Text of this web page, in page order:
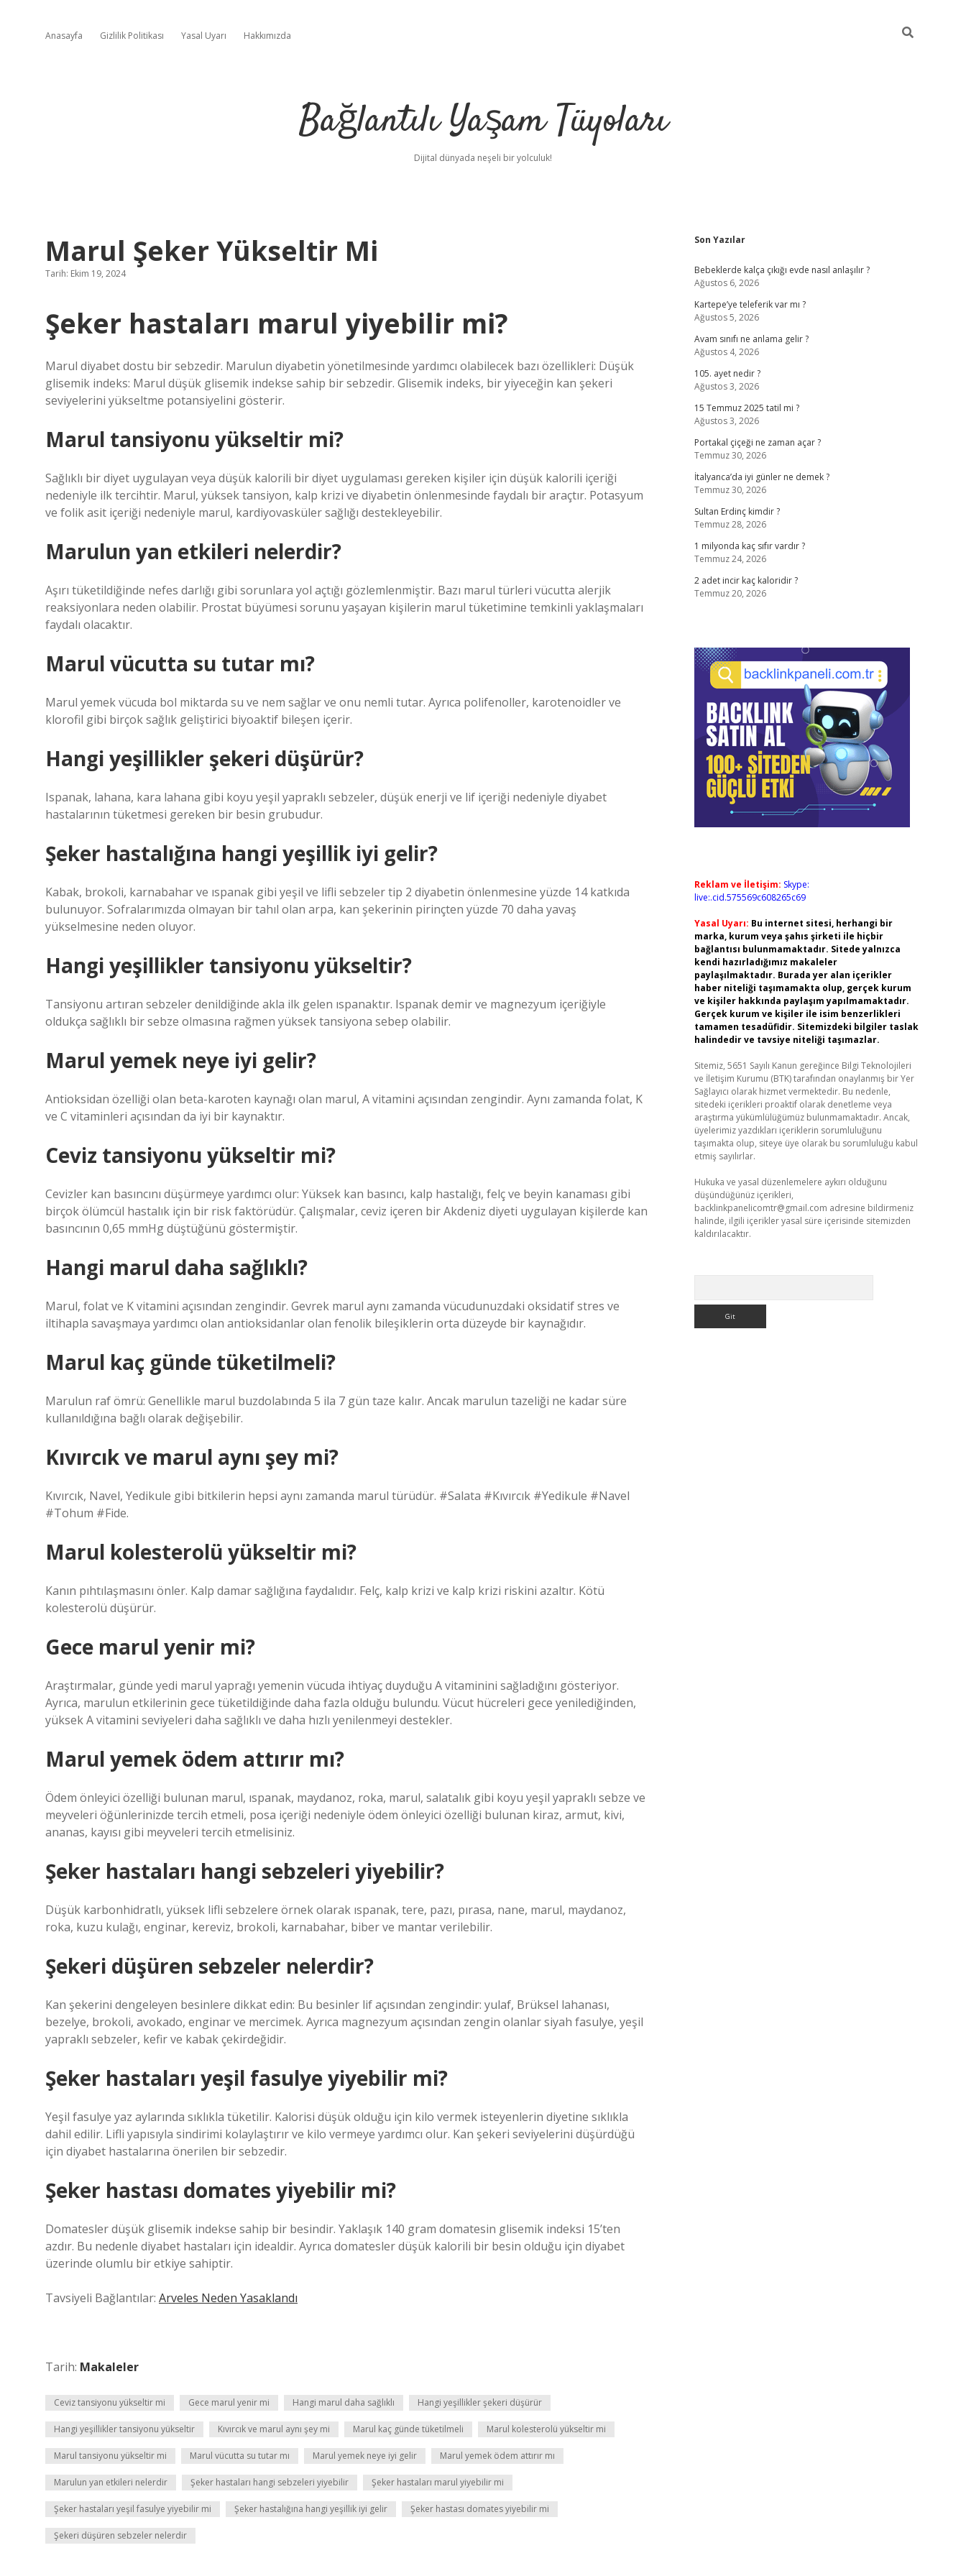
Anasayfa Gizlilik Politikası Yasal Uyarı Hakkımızda
Bağlantılı Yaşam Tüyoları
Dijital dünyada neşeli bir yolculuk!
Marul Şeker Yükseltir Mi
Tarih: Ekim 19, 2024
Şeker hastaları marul yiyebilir mi?
Marul diyabet dostu bir sebzedir. Marulun diyabetin yönetilmesinde yardımcı olabilecek bazı özellikleri: Düşük
glisemik indeks: Marul düşük glisemik indekse sahip bir sebzedir. Glisemik indeks, bir yiyeceğin kan şekeri
seviyelerini yükseltme potansiyelini gösterir.
Marul tansiyonu yükseltir mi?
Sağlıklı bir diyet uygulayan veya düşük kalorili bir diyet uygulaması gereken kişiler için düşük kalorili içeriği
nedeniyle ilk tercihtir. Marul, yüksek tansiyon, kalp krizi ve diyabetin önlenmesinde faydalı bir araçtır. Potasyum
ve folik asit içeriği nedeniyle marul, kardiyovasküler sağlığı destekleyebilir.
Marulun yan etkileri nelerdir?
Aşırı tüketildiğinde nefes darlığı gibi sorunlara yol açtığı gözlemlenmiştir. Bazı marul türleri vücutta alerjik
reaksiyonlara neden olabilir. Prostat büyümesi sorunu yaşayan kişilerin marul tüketimine temkinli yaklaşmaları
faydalı olacaktır.
Marul vücutta su tutar mı?
Marul yemek vücuda bol miktarda su ve nem sağlar ve onu nemli tutar. Ayrıca polifenoller, karotenoidler ve
klorofil gibi birçok sağlık geliştirici biyoaktif bileşen içerir.
Hangi yeşillikler şekeri düşürür?
Ispanak, lahana, kara lahana gibi koyu yeşil yapraklı sebzeler, düşük enerji ve lif içeriği nedeniyle diyabet
hastalarının tüketmesi gereken bir besin grubudur.
Şeker hastalığına hangi yeşillik iyi gelir?
Kabak, brokoli, karnabahar ve ıspanak gibi yeşil ve lifli sebzeler tip 2 diyabetin önlenmesine yüzde 14 katkıda
bulunuyor. Sofralarımızda olmayan bir tahıl olan arpa, kan şekerinin pirinçten yüzde 70 daha yavaş
yükselmesine neden oluyor.
Hangi yeşillikler tansiyonu yükseltir?
Tansiyonu artıran sebzeler denildiğinde akla ilk gelen ıspanaktır. Ispanak demir ve magnezyum içeriğiyle
oldukça sağlıklı bir sebze olmasına rağmen yüksek tansiyona sebep olabilir.
Marul yemek neye iyi gelir?
Antioksidan özelliği olan beta-karoten kaynağı olan marul, A vitamini açısından zengindir. Aynı zamanda folat, K
ve C vitaminleri açısından da iyi bir kaynaktır.
Ceviz tansiyonu yükseltir mi?
Cevizler kan basıncını düşürmeye yardımcı olur: Yüksek kan basıncı, kalp hastalığı, felç ve beyin kanaması gibi
birçok ölümcül hastalık için bir risk faktörüdür. Çalışmalar, ceviz içeren bir Akdeniz diyeti uygulayan kişilerde kan
basıncının 0,65 mmHg düştüğünü göstermiştir.
Hangi marul daha sağlıklı?
Marul, folat ve K vitamini açısından zengindir. Gevrek marul aynı zamanda vücudunuzdaki oksidatif stres ve
iltihapla savaşmaya yardımcı olan antioksidanlar olan fenolik bileşiklerin orta düzeyde bir kaynağıdır.
Marul kaç günde tüketilmeli?
Marulun raf ömrü: Genellikle marul buzdolabında 5 ila 7 gün taze kalır. Ancak marulun tazeliği ne kadar süre
kullanıldığına bağlı olarak değişebilir.
Kıvırcık ve marul aynı şey mi?
Kıvırcık, Navel, Yedikule gibi bitkilerin hepsi aynı zamanda marul türüdür. #Salata #Kıvırcık #Yedikule #Navel
#Tohum #Fide.
Marul kolesterolü yükseltir mi?
Kanın pıhtılaşmasını önler. Kalp damar sağlığına faydalıdır. Felç, kalp krizi ve kalp krizi riskini azaltır. Kötü
kolesterolü düşürür.
Gece marul yenir mi?
Araştırmalar, günde yedi marul yaprağı yemenin vücuda ihtiyaç duyduğu A vitaminini sağladığını gösteriyor.
Ayrıca, marulun etkilerinin gece tüketildiğinde daha fazla olduğu bulundu. Vücut hücreleri gece yenilediğinden,
yüksek A vitamini seviyeleri daha sağlıklı ve daha hızlı yenilenmeyi destekler.
Marul yemek ödem attırır mı?
Ödem önleyici özelliği bulunan marul, ıspanak, maydanoz, roka, marul, salatalık gibi koyu yeşil yapraklı sebze ve
meyveleri öğünlerinizde tercih etmeli, posa içeriği nedeniyle ödem önleyici özelliği bulunan kiraz, armut, kivi,
ananas, kayısı gibi meyveleri tercih etmelisiniz.
Şeker hastaları hangi sebzeleri yiyebilir?
Düşük karbonhidratlı, yüksek lifli sebzelere örnek olarak ıspanak, tere, pazı, pırasa, nane, marul, maydanoz,
roka, kuzu kulağı, enginar, kereviz, brokoli, karnabahar, biber ve mantar verilebilir.
Şekeri düşüren sebzeler nelerdir?
Kan şekerini dengeleyen besinlere dikkat edin: Bu besinler lif açısından zengindir: yulaf, Brüksel lahanası,
bezelye, brokoli, avokado, enginar ve mercimek. Ayrıca magnezyum açısından zengin olanlar siyah fasulye, yeşil
yapraklı sebzeler, kefir ve kabak çekirdeğidir.
Şeker hastaları yeşil fasulye yiyebilir mi?
Yeşil fasulye yaz aylarında sıklıkla tüketilir. Kalorisi düşük olduğu için kilo vermek isteyenlerin diyetine sıklıkla
dahil edilir. Lifli yapısıyla sindirimi kolaylaştırır ve kilo vermeye yardımcı olur. Kan şekeri seviyelerini düşürdüğü
için diyabet hastalarına önerilen bir sebzedir.
Şeker hastası domates yiyebilir mi?
Domatesler düşük glisemik indekse sahip bir besindir. Yaklaşık 140 gram domatesin glisemik indeksi 15’ten
azdır. Bu nedenle diyabet hastaları için idealdir. Ayrıca domatesler düşük kalorili bir besin olduğu için diyabet
üzerinde olumlu bir etkiye sahiptir.
Tavsiyeli Bağlantılar: Arveles Neden Yasaklandı
Tarih: Makaleler
Ceviz tansiyonu yükseltir mi Gece marul yenir mi Hangi marul daha sağlıklı Hangi yeşillikler şekeri düşürür
Hangi yeşillikler tansiyonu yükseltir Kıvırcık ve marul aynı şey mi Marul kaç günde tüketilmeli Marul kolesterolü yükseltir mi
Marul tansiyonu yükseltir mi Marul vücutta su tutar mı Marul yemek neye iyi gelir Marul yemek ödem attırır mı
Marulun yan etkileri nelerdir Şeker hastaları hangi sebzeleri yiyebilir Şeker hastaları marul yiyebilir mi
Şeker hastaları yeşil fasulye yiyebilir mi Şeker hastalığına hangi yeşillik iyi gelir Şeker hastası domates yiyebilir mi
Şekeri düşüren sebzeler nelerdir
Sidebar
Son Yazılar
Bebeklerde kalça çıkığı evde nasıl anlaşılır ?
Ağustos 6, 2026
Kartepe’ye teleferik var mı ?
Ağustos 5, 2026
Avam sınıfı ne anlama gelir ?
Ağustos 4, 2026
105. ayet nedir ?
Ağustos 3, 2026
15 Temmuz 2025 tatil mi ?
Ağustos 3, 2026
Portakal çiçeği ne zaman açar ?
Temmuz 30, 2026
İtalyanca’da iyi günler ne demek ?
Temmuz 30, 2026
Sultan Erdinç kimdir ?
Temmuz 28, 2026
1 milyonda kaç sıfır vardır ?
Temmuz 24, 2026
2 adet incir kaç kaloridir ?
Temmuz 20, 2026
Reklam ve İletişim: Skype:
live:.cid.575569c608265c69
Yasal Uyarı: Bu internet sitesi, herhangi bir
marka, kurum veya şahıs şirketi ile hiçbir
bağlantısı bulunmamaktadır. Sitede yalnızca
kendi hazırladığımız makaleler
paylaşılmaktadır. Burada yer alan içerikler
haber niteliği taşımamakta olup, gerçek kurum
ve kişiler hakkında paylaşım yapılmamaktadır.
Gerçek kurum ve kişiler ile isim benzerlikleri
tamamen tesadüfidir. Sitemizdeki bilgiler taslak
halindedir ve tavsiye niteliği taşımazlar.
Sitemiz, 5651 Sayılı Kanun gereğince Bilgi Teknolojileri
ve İletişim Kurumu (BTK) tarafından onaylanmış bir Yer
Sağlayıcı olarak hizmet vermektedir. Bu nedenle,
sitedeki içerikleri proaktif olarak denetleme veya
araştırma yükümlülüğümüz bulunmamaktadır. Ancak,
üyelerimiz yazdıkları içeriklerin sorumluluğunu
taşımakta olup, siteye üye olarak bu sorumluluğu kabul
etmiş sayılırlar.
Hukuka ve yasal düzenlemelere aykırı olduğunu
düşündüğünüz içerikleri,
backlinkpanelicomtr@gmail.com adresine bildirmeniz
halinde, ilgili içerikler yasal süre içerisinde sitemizden
kaldırılacaktır.